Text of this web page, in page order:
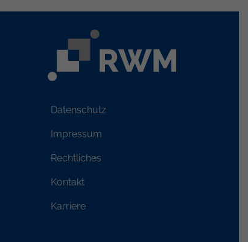
Datenschutz
Impressum
Rechtliches
Kontakt
Karriere